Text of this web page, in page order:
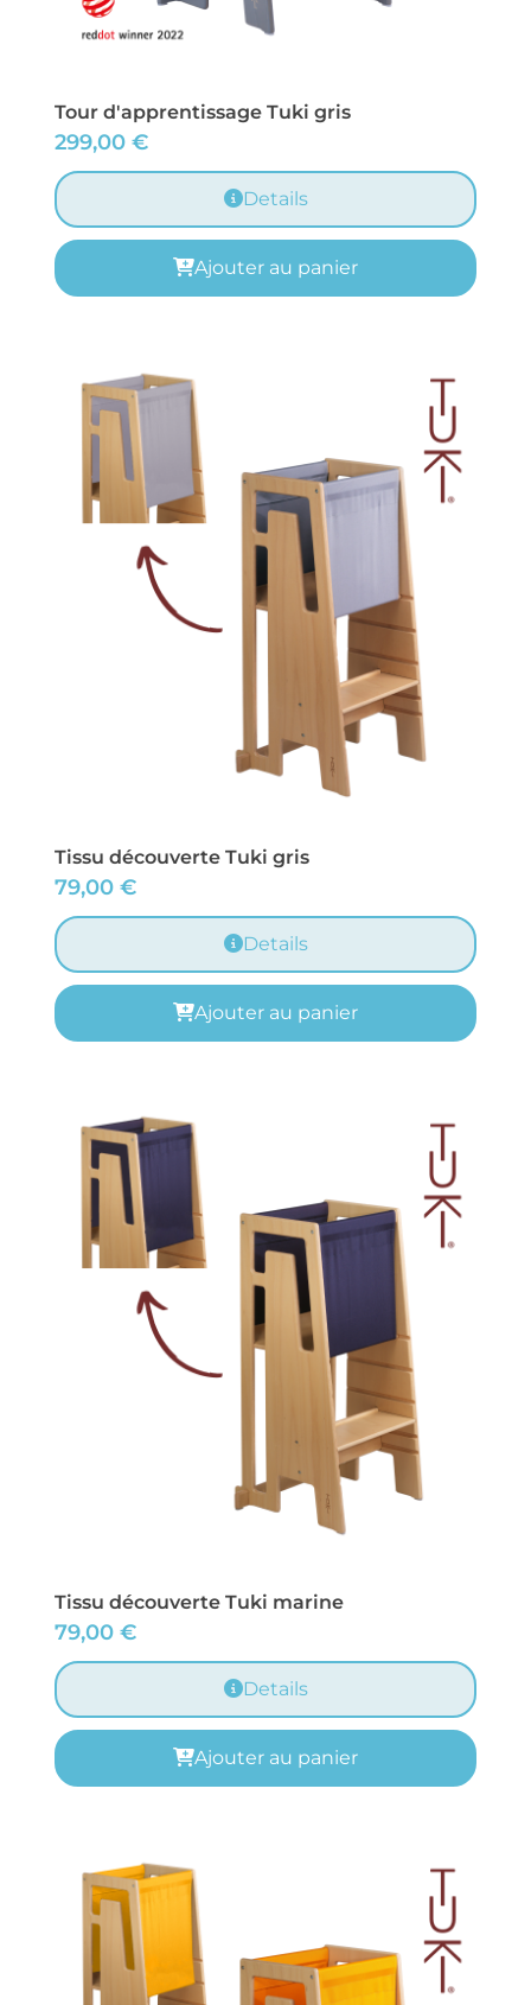
Tour d'apprentissage Tuki gris
299,00 €
Details
Ajouter au panier
Tissu découverte Tuki gris
79,00 €
Details
Ajouter au panier
Tissu découverte Tuki marine
79,00 €
Details
Ajouter au panier